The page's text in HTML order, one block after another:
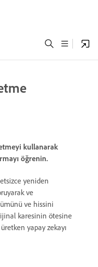
kullanarak
öğrenin.
yeniden
ve
ve hissini
karesinin ötesine
yapay zekayı